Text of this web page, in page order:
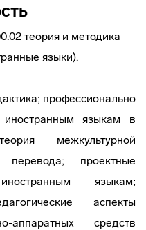
теория и методика
языки).
профессионально
иностранным языкам в
межкультурной
перевода; проектные
языкам;
аспекты
аппаратных средств